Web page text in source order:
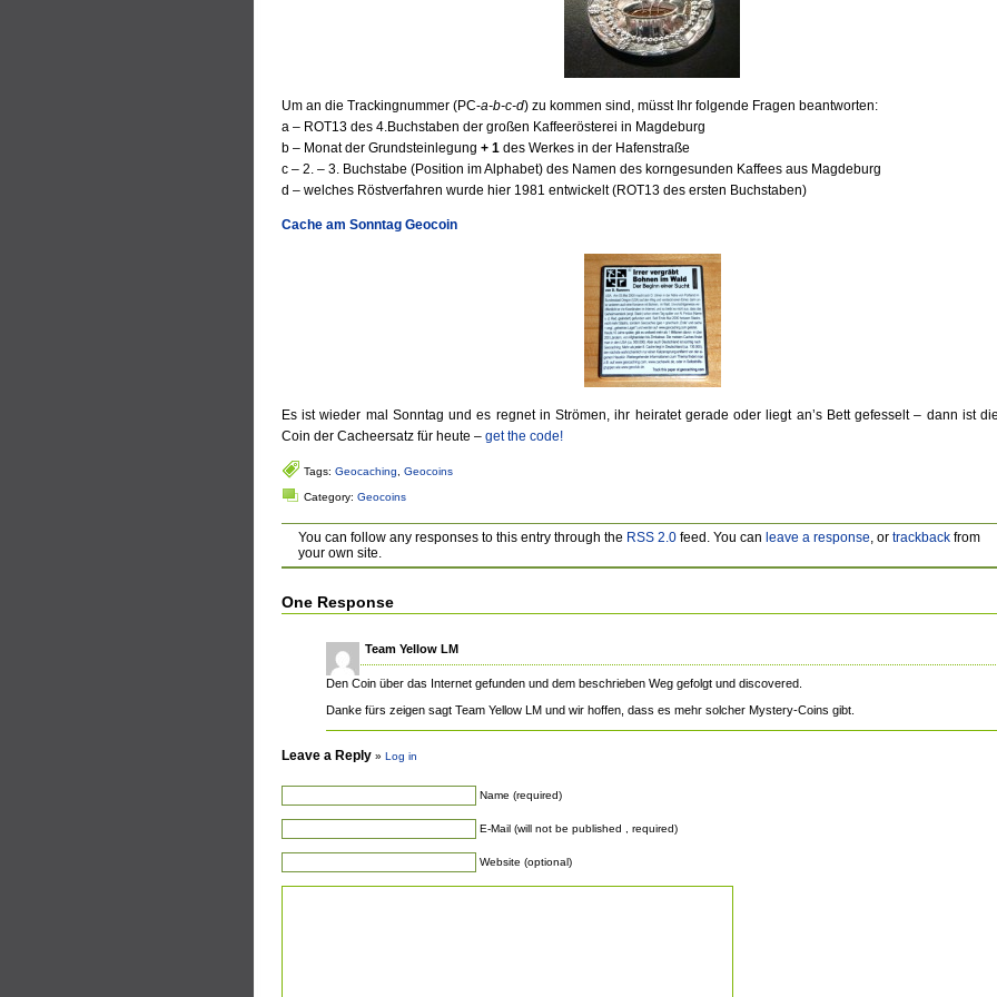
Um an die Trackingnummer (PC-a-b-c-d) zu kommen sind, müsst Ihr folgende Fragen beantworten:
a – ROT13 des 4.Buchstaben der großen Kaffeerösterei in Magdeburg
b – Monat der Grundsteinlegung + 1 des Werkes in der Hafenstraße
c – 2. – 3. Buchstabe (Position im Alphabet) des Namen des korngesunden Kaffees aus Magdeburg
d – welches Röstverfahren wurde hier 1981 entwickelt (ROT13 des ersten Buchstaben)
Cache am Sonntag Geocoin
Es ist wieder mal Sonntag und es regnet in Strömen, ihr heiratet gerade oder liegt an’s Bett gefesselt – dann ist
Coin der Cacheersatz für heute – get the code!
Tags: Geocaching Geocoins
Category: Geocoins
You can follow any responses to this entry through the RSS 2.0 feed. You can leave a response, or trackback from
your own site.
One Response
Team Yellow LM
Den Coin über das Internet gefunden und dem beschrieben Weg gefolgt und discovered.
Danke fürs zeigen sagt Team Yellow LM und wir hoffen, dass es mehr solcher Mystery-Coins gibt.
Leave a Reply » Log in
Name (required)
E-Mail (will not be published , required)
Website (optional)